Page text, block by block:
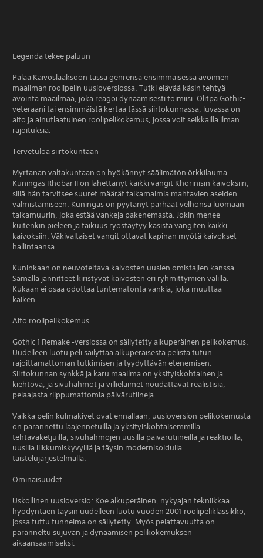
Legenda tekee paluun
Palaa Kaivoslaaksoon tässä genrensä ensimmäisessä avoimen
maailman roolipelin uusioversiossa. Tutki elävää käsin tehtyä
avointa maailmaa, joka reagoi dynaamisesti toimiisi. Olitpa Gothic-
veteraani tai ensimmäistä kertaa tässä siirtokunnassa, luvassa on
aito ja ainutlaatuinen roolipelikokemus, jossa voit seikkailla ilman
rajoituksia.
Tervetuloa siirtokuntaan
Myrtanan valtakuntaan on hyökännyt säälimätön örkkilauma.
Kuningas Rhobar II on lähettänyt kaikki vangit Khorinisin kaivoksiin,
sillä hän tarvitsee suuret määrät taikamalmia mahtavien aseiden
valmistamiseen. Kuningas on pyytänyt parhaat velhonsa luomaan
taikamuurin, joka estää vankeja pakenemasta. Jokin menee
kuitenkin pieleen ja taikuus ryöstäytyy käsistä vangiten kaikki
kaivoksiin. Väkivaltaiset vangit ottavat kapinan myötä kaivokset
hallintaansa.
Kuninkaan on neuvoteltava kaivosten uusien omistajien kanssa.
Samalla jännitteet kiristyvät kaivosten eri ryhmittymien välillä.
Kukaan ei osaa odottaa tuntematonta vankia, joka muuttaa
kaiken...
Aito roolipelikokemus
Gothic 1 Remake ‑versiossa on säilytetty alkuperäinen pelikokemus.
Uudelleen luotu peli säilyttää alkuperäisestä pelistä tutun
rajoittamattoman tutkimisen ja tyydyttävän etenemisen.
Siirtokunnan synkkä ja karu maailma on yksityiskohtainen ja
kiehtova, ja sivuhahmot ja villieläimet noudattavat realistisia,
pelaajasta riippumattomia päivärutiineja.
Vaikka pelin kulmakivet ovat ennallaan, uusioversion pelikokemusta
on parannettu laajennetuilla ja yksityiskohtaisemmilla
tehtäväketjuilla, sivuhahmojen uusilla päivärutiineilla ja reaktioilla,
uusilla liikkumiskyvyillä ja täysin modernisoidulla
taistelujärjestelmällä.
Ominaisuudet
Uskollinen uusioversio: Koe alkuperäinen, nykyajan tekniikkaa
hyödyntäen täysin uudelleen luotu vuoden 2001 roolipeliklassikko,
jossa tuttu tunnelma on säilytetty. Myös pelattavuutta on
paranneltu sujuvan ja dynaamisen pelikokemuksen
aikaansaamiseksi.